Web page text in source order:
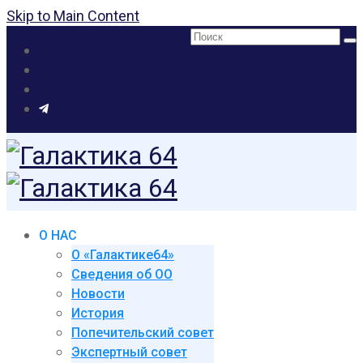
Skip to Main Content
Поиск:
О НАС
О «Галактике64»
Сведения об ОО
Новости
История
Попечительский совет
Экспертный совет